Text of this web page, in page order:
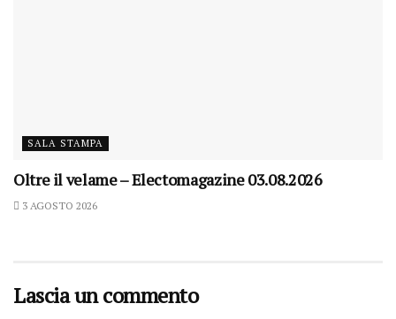
SALA STAMPA
Oltre il velame – Electomagazine 03.08.2026
3 AGOSTO 2026
Lascia un commento